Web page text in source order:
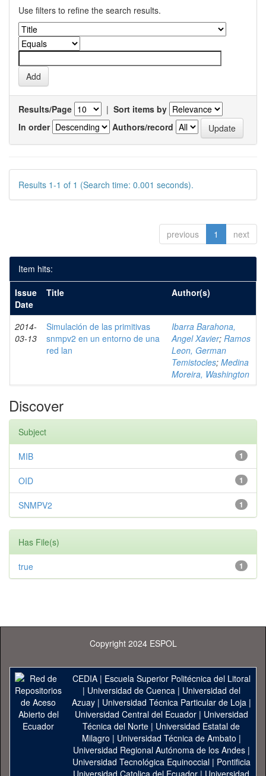
Use filters to refine the search results.
Results/Page | Sort items by
In order
Authors/record
Results 1-1 of 1 (Search time: 0.001 seconds).
previous 1 next
Item hits:
Issue
Date
Title Author(s)
2014-
03-13
Simulación de las primitivas
snmpv2 en un entorno de una
red lan
Ibarra Barahona,
Angel Xavier; Ramos
Leon, German
Temistocles; Medina
Moreira, Washington
Discover
Subject
1
MIB
1
OID
1
SNMPV2
Has File(s)
1
true
Copyright 2024 ESPOL
CEDIA| Escuela Superior Politécnica del Litoral
| Universidad de Cuenca| Universidad del
Azuay| Universidad Técnica Particular de Loja|
Universidad Central del Ecuador| Universidad
Técnica del Norte | Universidad Estatal de
Milagro | Universidad Técnica de Ambato |
Universidad Regional Autónoma de los Andes|
Universidad Tecnológica Equinoccial| Pontificia
Universidad Catolica del Ecuador | Universidad